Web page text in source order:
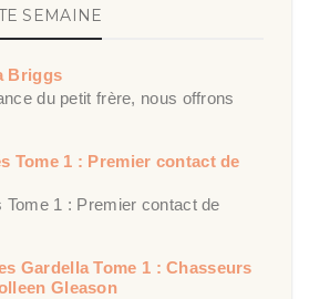
SEMAINE
Briggs
du petit frère, nous offrons
Tome 1 : Premier contact de
1 : Premier contact de
Gardella Tome 1 : Chasseurs
Gleason